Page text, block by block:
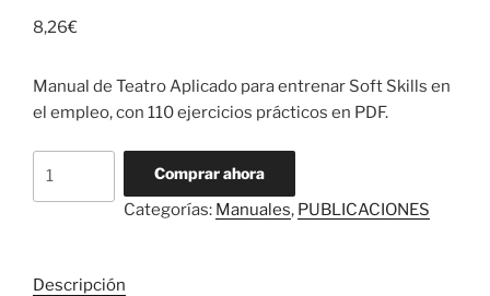
8,26€
Manual de Teatro Aplicado para entrenar Soft Skills en
el empleo, con 110 ejercicios prácticos en PDF.
Comprar ahora
Categorías: Manuales, PUBLICACIONES
Descripción